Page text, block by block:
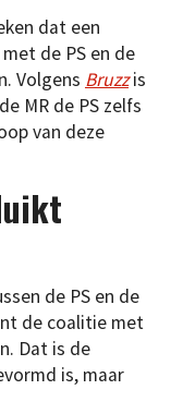
dat een
de PS en de
Volgens Bruzzis
MR de PS zelfs
van deze
de PS en de
de coalitie met
Dat is de
is, maar